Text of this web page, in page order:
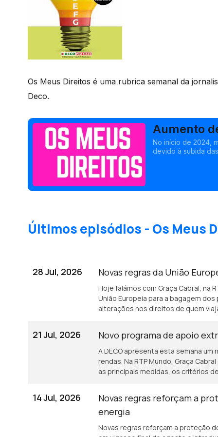
Os Meus Direitos é uma rubrica semanal da
Deco.
Aumento
No início de 2024,
devido à subida
Últimos episódios - Os Meus
28 Jul, 2026 Novas regras da União
Hoje falámos com Graça Cabral, na
União Europeia para a bagagem
alterações nos direitos de quem
21 Jul, 2026 Novo programa de apoio
A DECO apresenta esta semana
rendas. Na RTP Mundo, Graça
as principais medidas, os critérios
pedidos de ajuda à DECO a
14 Jul, 2026
Novas regras reforçam a
energia
Novas regras reforçam a proteção